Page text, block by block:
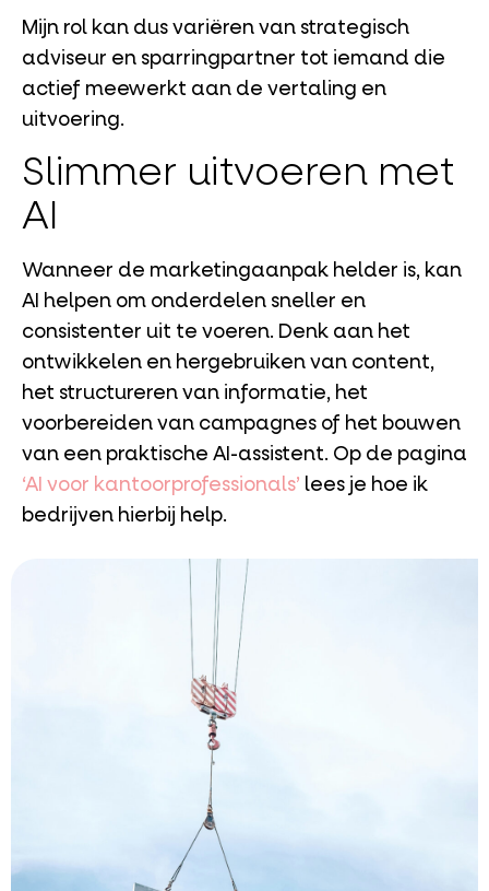
Mijn rol kan dus variëren van strategisch
adviseur en sparringpartner tot iemand die
actief meewerkt aan de vertaling en
uitvoering.
Slimmer uitvoeren met
AI
Wanneer de marketingaanpak helder is, kan
AI helpen om onderdelen sneller en
consistenter uit te voeren. Denk aan het
ontwikkelen en hergebruiken van content,
het structureren van informatie, het
voorbereiden van campagnes of het bouwen
van een praktische AI-assistent. Op de pagina
‘AI voor kantoorprofessionals’ lees je hoe ik
bedrijven hierbij help.